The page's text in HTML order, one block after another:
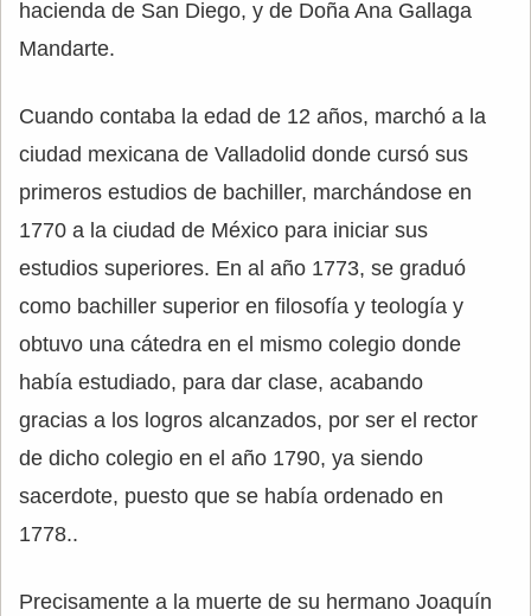
hacienda de San Diego, y de Doña Ana Gallaga
Mandarte.
Cuando contaba la edad de 12 años, marchó a la
ciudad mexicana de Valladolid donde cursó sus
primeros estudios de bachiller, marchándose en
1770 a la ciudad de México para iniciar sus
estudios superiores. En al año 1773, se graduó
como bachiller superior en filosofía y teología y
obtuvo una cátedra en el mismo colegio donde
había estudiado, para dar clase, acabando
gracias a los logros alcanzados, por ser el rector
de dicho colegio en el año 1790, ya siendo
sacerdote, puesto que se había ordenado en
1778..
Precisamente a la muerte de su hermano Joaquín